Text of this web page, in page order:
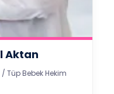
Aktan
Tüp Bebek Hekim